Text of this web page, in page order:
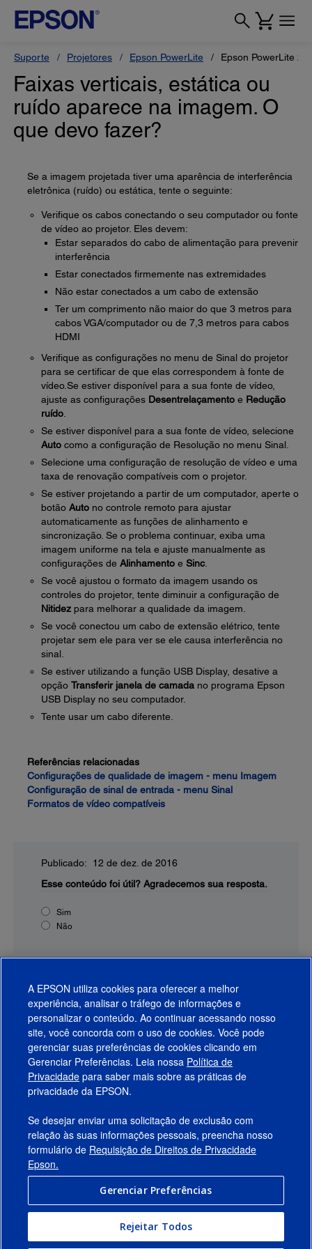
Suporte Projetores Epson PowerLite Epson PowerLite
Faixas verticais, estática ou
ruído aparece na imagem. O
que devo fazer?
Se a imagem projetada tiver uma aparência de interferência
eletrônica (ruído) ou estática, tente o seguinte:
Verifique os cabos conectando o seu computador ou fonte
de vídeo ao projetor. Eles devem:
Estar separados do cabo de alimentação para prevenir
interferência
Estar conectados firmemente nas extremidades
Não estar conectados a um cabo de extensão
Ter um comprimento não maior do que 3 metros para
cabos VGA/computador ou de 7,3 metros para cabos
HDMI
Verifique as configurações no menu de Sinal do projetor
para se certificar de que elas correspondem à fonte de
vídeo.Se estiver disponível para a sua fonte de vídeo,
ajuste as configurações Desentrelaçamento e Redução
ruído
Se estiver disponível para a sua fonte de vídeo, selecione
Auto como a configuração de Resolução no menu Sinal.
Selecione uma configuração de resolução de vídeo e uma
taxa de renovação compatíveis com o projetor.
Se estiver projetando a partir de um computador, aperte o
botão Auto no controle remoto para ajustar
automaticamente as funções de alinhamento e
sincronização. Se o problema continuar, exiba uma
imagem uniforme na tela e ajuste manualmente as
configurações de Alinhamento e Sinc
Se você ajustou o formato da imagem usando os
controles do projetor, tente diminuir a configuração de
Nitidez para melhorar a qualidade da imagem.
Se você conectou um cabo de extensão elétrico, tente
projetar sem ele para ver se ele causa interferência no
sinal.
Se estiver utilizando a função USB Display, desative a
opção Transferir janela de camada no programa Epson
USB Display no seu computador.
Tente usar um cabo diferente.
Referências relacionadas
Configurações de qualidade de imagem - menu Imagem
Configuração de sinal de entrada - menu Sinal
Formatos de vídeo compatíveis
Publicado: 12 de dez. de 2016
Esse conteúdo foi útil? Agradecemos sua resposta.
Sim
Não
Produtos
Suporte
Links Sugeridos
Empresa
Conecte-se com a Epson
A EPSON utiliza cookies para oferecer a melhor
experiência, analisar o tráfego de informações e
personalizar o conteúdo. Ao continuar acessando nosso
site, você concorda com o uso de cookies. Você pode
gerenciar suas preferências de cookies clicando em
Gerenciar Preferências. Leia nossa Política de
Privacidade para saber mais sobre as práticas de
privacidade da EPSON.
Se desejar enviar uma solicitação de exclusão com
relação às suas informações pessoais, preencha nosso
formulário de Requisição de Direitos de Privacidade
Epson.
Gerenciar Preferências
Rejeitar Todos